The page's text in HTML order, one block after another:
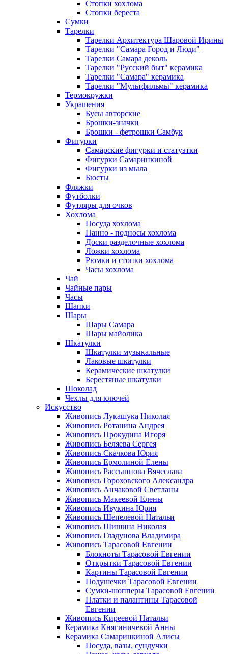
Стопки хохлома
Стопки береста
Сумки
Тарелки
Тарелки Архитектура Шаровой Ирины
Тарелки "Самара Город и Люди"
Тарелки Самара деколь
Тарелки "Русский быт" керамика
Тарелки "Самара" керамика
Тарелки "Мультфильмы" керамика
Термокружки
Украшения
Бусы авторские
Брошки-значки
Брошки - фетрошки Самбук
Фигурки
Самарские фигурки и статуэтки
Фигурки Самаринкиной
Фигурки из мыла
Бюсты
Фляжки
Футболки
Футляры для очков
Хохлома
Посуда хохлома
Панно - подносы хохлома
Доски разделочные хохлома
Ложки хохлома
Рюмки и стопки хохлома
Часы хохлома
Чай
Чайные пары
Часы
Шапки
Шары
Шары Самара
Шары майолика
Шкатулки
Шкатулки музыкальные
Лаковые шкатулки
Керамические шкатулки
Берестяные шкатулки
Шоколад
Чехлы для ключей
Искусство
Живопись Лукашука Николая
Живопись Ротанина Андрея
Живопись Прокудина Игоря
Живопись Беляева Сергея
Живопись Скачкова Юрия
Живопись Ермолиной Елены
Живопись Рассыпнова Вячеслава
Живопись Гороховского Александра
Живопись Анчаковой Светланы
Живопись Макеевой Елены
Живопись Ивукина Юрия
Живопись Шепелевой Натальи
Живопись Шишина Николая
Живопись Гладунова Владимира
Живопись Тарасовой Евгении
Блокноты Тарасовой Евгении
Открытки Тарасовой Евгении
Картины Тарасовой Евгении
Подушечки Тарасовой Евгении
Сумки-шопперы Тарасовой Евгении
Платки и палантины Тарасовой
Евгении
Живопись Киреевой Натальи
Керамика Княгиничевой Анны
Керамика Самаринкиной Алисы
Посуда, вазы, сундучки